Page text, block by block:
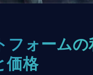
フォームの
価格